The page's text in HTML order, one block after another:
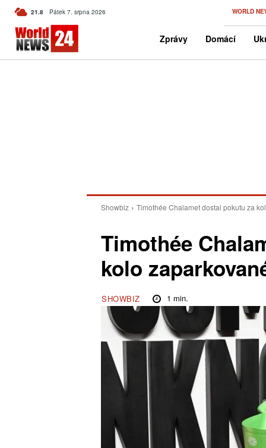
21.8 C Czech
Pátek 7. srpna 2026 WORLD
Zprávy Domácí
Showbiz Timothée Chalamet dostal pokutu za
Timothée
kolo
SHOWBIZ 1 min.